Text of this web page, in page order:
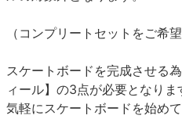
（コンプリートセットをご希望
スケートボードを完成させる
ィール】の3点が必要となりま
気軽にスケートボードを始め